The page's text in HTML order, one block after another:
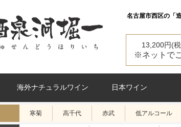
名古屋市西区の「
13,200円(
※ネットで
海外ナチュラルワイン 日本ワイン
寒菊 高千代 赤武 低アルコール